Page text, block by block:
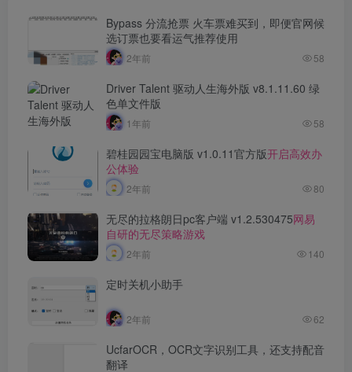
Bypass 分流抢票 火车票难买到，即便官网候
选订票也要看运气推荐使用
2年前 58
Driver Talent 驱动人生海外版 v8.1.11.60 绿
色单文件版
1年前 58
碧桂园园宝电脑版 v1.0.11官方版开启高效办
公体验
2年前 80
无尽的拉格朗日pc客户端 v1.2.530475网易
自研的无尽策略游戏
2年前 140
定时关机小助手
2年前 62
UcfarOCR，OCR文字识别工具，还支持配音
翻译